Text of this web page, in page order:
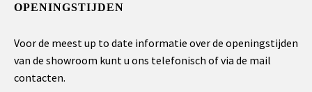
OPENINGSTIJDEN
Voor de meest up to date informatie over de openingstijden
van de showroom kunt u ons telefonisch of via de mail
contacten.